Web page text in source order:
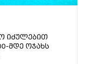
იძულებით
მდე ოჯახს